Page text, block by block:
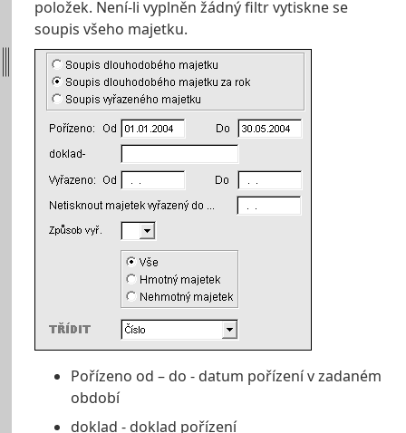
položek. Není-li vyplněn žádný filtr vytiskne se
soupis všeho majetku.
Pořízeno od – do - datum pořízení v zadaném
období
doklad - doklad pořízení